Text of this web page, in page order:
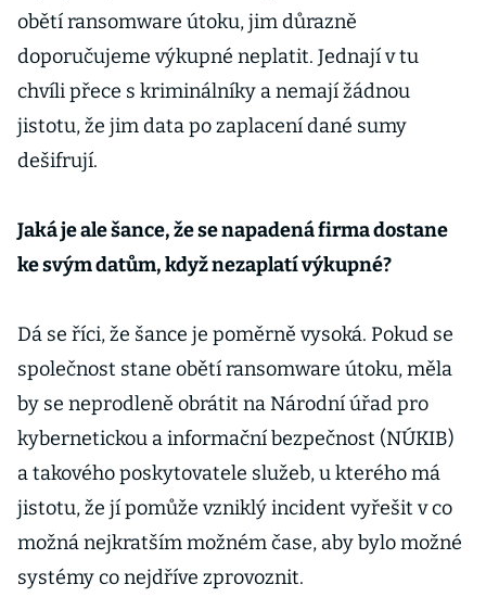
obětí ransomware útoku, jim důrazně
doporučujeme výkupné neplatit. Jednají v tu
chvíli přece s kriminálníky a nemají žádnou
jistotu, že jim data po zaplacení dané sumy
dešifrují.
Jaká je ale šance, že se napadená firma dostane
ke svým datům, když nezaplatí výkupné?
Dá se říci, že šance je poměrně vysoká. Pokud se
společnost stane obětí ransomware útoku, měla
by se neprodleně obrátit na Národní úřad pro
kybernetickou a informační bezpečnost (NÚKIB)
a takového poskytovatele služeb, u kterého má
jistotu, že jí pomůže vzniklý incident vyřešit v co
možná nejkratším možném čase, aby bylo možné
systémy co nejdříve zprovoznit.